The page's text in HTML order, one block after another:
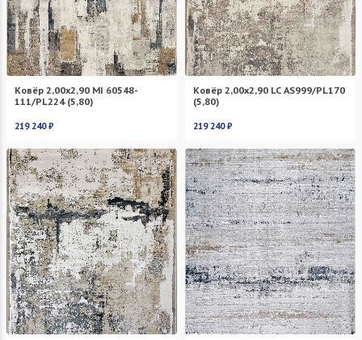
Ковёр 2,00х2,90 MI 60548-
111/PL224 (5,80)
219 240 ₽
Ковёр 2,00х2,90 LC AS999/PL170
(5,80)
219 240 ₽